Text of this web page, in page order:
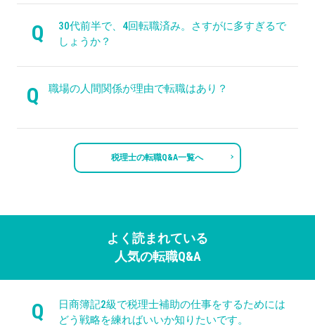
Q
30代前半で、4回転職済み。さすがに多すぎるで
しょうか？
Q 職場の人間関係が理由で転職はあり？
税理士の転職Q&A一覧へ
よく読まれている
人気の転職Q&A
Q
日商簿記2級で税理士補助の仕事をするためには
どう戦略を練ればいいか知りたいです。